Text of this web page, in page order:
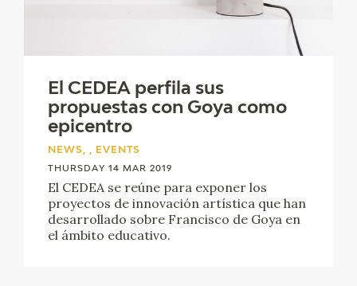
El CEDEA perfila sus
propuestas con Goya como
epicentro
NEWS, , EVENTS
THURSDAY 14 MAR 2019
El CEDEA se reúne para exponer los
proyectos de innovación artística que han
desarrollado sobre Francisco de Goya en
el ámbito educativo.